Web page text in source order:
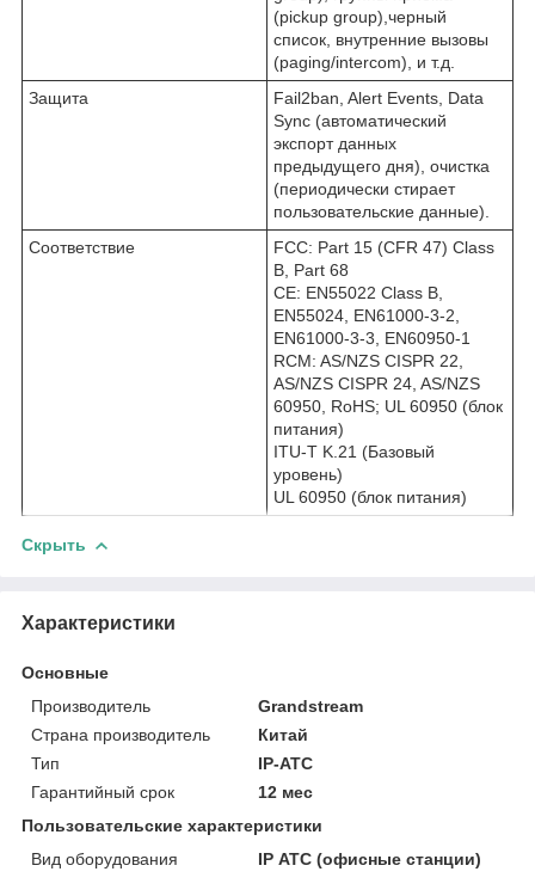
(pickup group),черный
список, внутренние вызовы
(paging/intercom), и т.д.
Защита
Fail2ban, Alert Events, Data
Sync (автоматический
экспорт данных
предыдущего дня), очистка
(периодически стирает
пользовательские данные).
Соответствие
FCC: Part 15 (CFR 47) Class
B, Part 68
CE: EN55022 Class B,
EN55024, EN61000-3-2,
EN61000-3-3, EN60950-1
RCM: AS/NZS CISPR 22,
AS/NZS CISPR 24, AS/NZS
60950, RoHS; UL 60950 (блок
питания)
ITU-T K.21 (Базовый
уровень)
UL 60950 (блок питания)
Скрыть
Характеристики
Основные
Производитель
Grandstream
Страна производитель
Китай
Тип
IP-АТС
Гарантийный срок
12 мес
Пользовательские характеристики
Вид оборудования
IP АТС (офисные станции)